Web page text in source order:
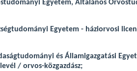
Egyetem, Általános
Egyetem - háziorvosi
és Államigazgatási
/ orvos-közgazdász;